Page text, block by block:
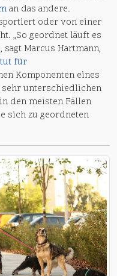
an das andere.
oder von einer
„So geordnet läuft es
Marcus Hartmann,
für
Komponenten eines
unterschiedlichen
den meisten Fällen
sich zu geordneten